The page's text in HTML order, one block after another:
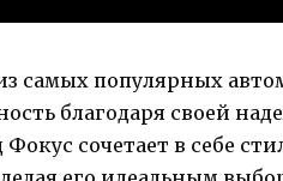
самых популярных
благодаря своей
сочетает в себе